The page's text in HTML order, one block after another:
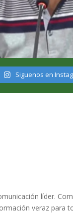
Siguenos en
líder.
veraz para